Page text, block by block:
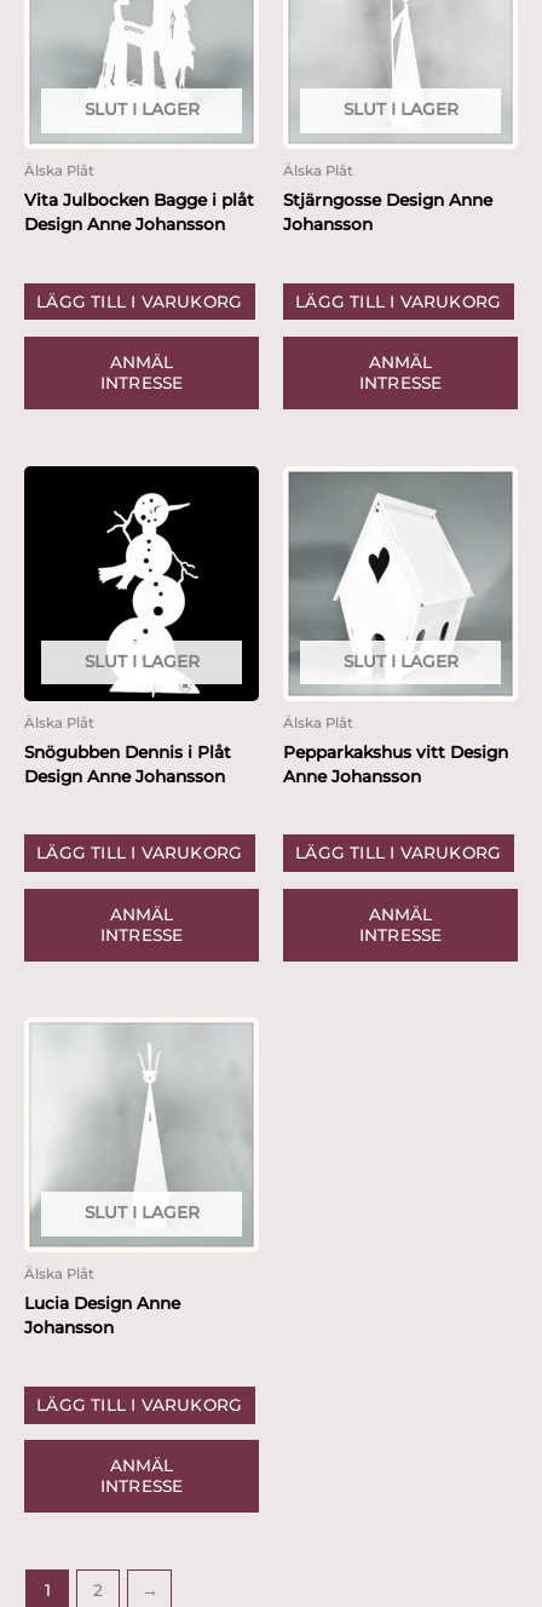
SLUT I LAGER
Älska Plåt
Vita Julbocken Bagge i plåt
Design Anne Johansson
LÄGG TILL I VARUKORG
ANMÄL
INTRESSE
SLUT I LAGER
Älska Plåt
Stjärngosse Design Anne
Johansson
LÄGG TILL I VARUKORG
ANMÄL
INTRESSE
SLUT I LAGER
Älska Plåt
Snögubben Dennis i Plåt
Design Anne Johansson
LÄGG TILL I VARUKORG
ANMÄL
INTRESSE
SLUT I LAGER
Älska Plåt
Pepparkakshus vitt Design
Anne Johansson
LÄGG TILL I VARUKORG
ANMÄL
INTRESSE
SLUT I LAGER
Älska Plåt
Lucia Design Anne
Johansson
LÄGG TILL I VARUKORG
ANMÄL
INTRESSE
1 2 →